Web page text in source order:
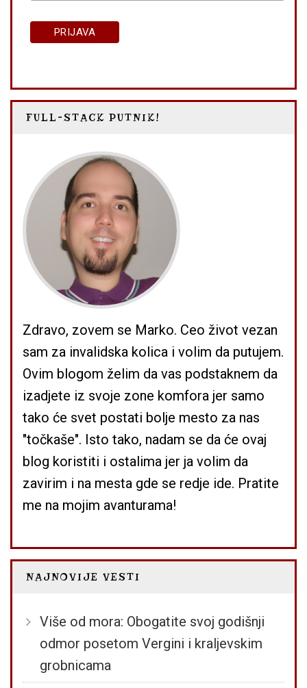
FULL-STACK PUTNIK!
Zdravo, zovem se Marko. Ceo život vezan
sam za invalidska kolica i volim da putujem.
Ovim blogom želim da vas podstaknem da
izadjete iz svoje zone komfora jer samo
tako će svet postati bolje mesto za nas
"točkaše". Isto tako, nadam se da će ovaj
blog koristiti i ostalima jer ja volim da
zavirim i na mesta gde se redje ide. Pratite
me na mojim avanturama!
NAJNOVIJE VESTI
Više od mora: Obogatite svoj godišnji
odmor posetom Vergini i kraljevskim
grobnicama